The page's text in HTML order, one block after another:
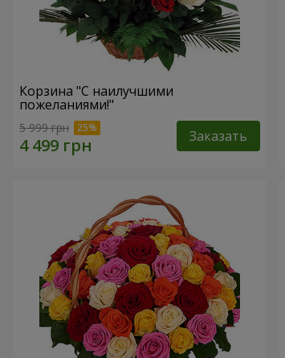
Корзина "С наилучшими
пожеланиями!"
5 999 грн Заказать